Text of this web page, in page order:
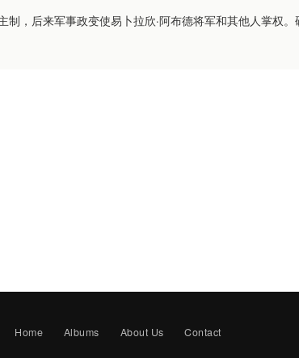
，后来军事政变使易卜拉欣·阿布德将军和其他人掌权
Home Albums About Us Contact